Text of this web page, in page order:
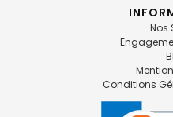
Nos
Conditions